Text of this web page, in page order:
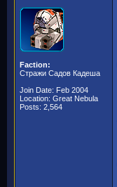
Faction:
Стражи Садов Кадеша
Join Date: Feb 2004
Location: Great Nebula
Posts: 2,564